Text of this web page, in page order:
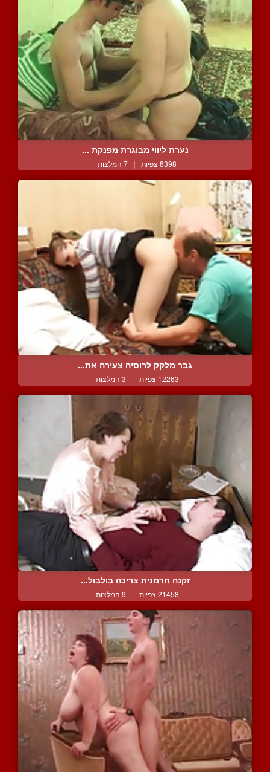
נערת ליווי מבוגרת מפנקת ...
8398 צפיות | 7 המלצות
גבר מלקק לרוסיה צעירה את...
12263 צפיות | 3 המלצות
זקנה חרמנית צריכה בולבול...
21458 צפיות | 9 המלצות